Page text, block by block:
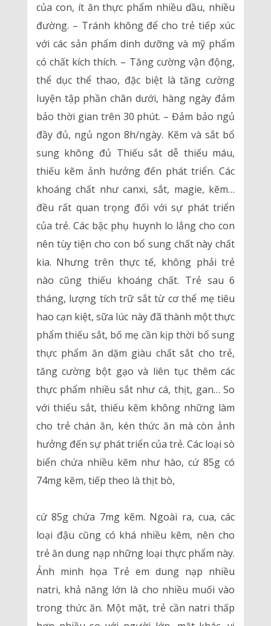
của con, ít ăn thực phẩm nhiều dầu, nhiều
đường. – Tránh không để cho trẻ tiếp xúc
với các sản phẩm dinh dưỡng và mỹ phẩm
có chất kích thích. – Tăng cường vận động,
thể dục thể thao, đặc biệt là tăng cường
luyện tập phần chân dưới, hàng ngày đảm
bảo thời gian trên 30 phút. – Đảm bảo ngủ
đầy đủ, ngủ ngon 8h/ngày. Kẽm và sắt bổ
sung không đủ Thiếu sắt dễ thiếu máu,
thiếu kẽm ảnh hưởng đến phát triển. Các
khoáng chất như canxi, sắt, magie, kẽm…
đều rất quan trọng đối với sự phát triển
của trẻ. Các bậc phụ huynh lo lắng cho con
nên tùy tiện cho con bổ sung chất này chất
kia. Nhưng trên thực tế, không phải trẻ
nào cũng thiếu khoáng chất. Trẻ sau 6
tháng, lượng tích trữ sắt từ cơ thể mẹ tiêu
hao cạn kiệt, sữa lúc này đã thành một thực
phẩm thiếu sắt, bố mẹ cần kịp thời bổ sung
thực phẩm ăn dặm giàu chất sắt cho trẻ,
tăng cường bột gạo và liên tục thêm các
thực phẩm nhiều sắt như cá, thịt, gan… So
với thiếu sắt, thiếu kẽm không những làm
cho trẻ chán ăn, kén thức ăn mà còn ảnh
hưởng đến sự phát triển của trẻ. Các loại sò
biển chứa nhiều kẽm như hào, cứ 85g có
74mg kẽm, tiếp theo là thịt bò,
cứ 85g chứa 7mg kẽm. Ngoài ra, cua, các
loại đậu cũng có khá nhiều kẽm, nên cho
trẻ ăn dung nạp những loại thực phẩm này.
Ảnh minh họa Trẻ em dung nạp nhiều
natri, khả năng lớn là cho nhiều muối vào
trong thức ăn. Một mặt, trẻ cần natri thấp